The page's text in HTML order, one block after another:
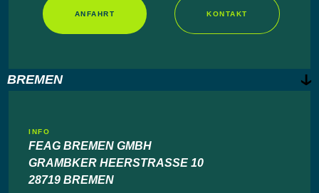
ANFAHRT KONTAKT
BREMEN
INFO
FEAG BREMEN GMBH
GRAMBKER HEERSTRASSE 10
28719 BREMEN